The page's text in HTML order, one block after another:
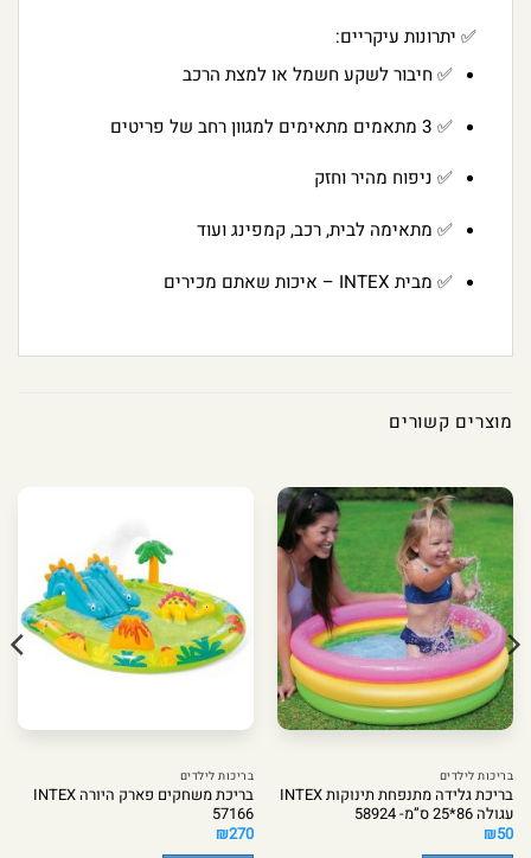
✅ יתרונות עיקריים:
✅ חיבור לשקע חשמל או למצת הרכב
✅ 3 מתאמים מתאימים למגוון רחב של פריטים
✅ ניפוח מהיר וחזק
✅ מתאימה לבית, רכב, קמפינג ועוד
✅ מבית INTEX – איכות שאתם מכירים
מוצרים קשורים
בריכות לילדים
בריכת גלידה מתנפחת תינוקות INTEX
עגולה 86*25 ס”מ- 58924
₪50
בריכות לילדים
בריכת משחקים פארק היורה INTEX
57166
₪270